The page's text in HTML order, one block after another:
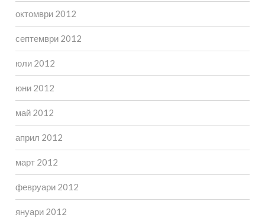
октомври 2012
септември 2012
юли 2012
юни 2012
май 2012
април 2012
март 2012
февруари 2012
януари 2012